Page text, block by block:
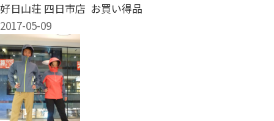
好日山荘 四日市店 お買い得品
2017-05-09